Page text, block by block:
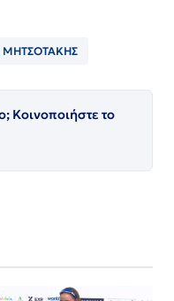
ΜΗΤΣΟΤΑΚΗΣ
Κοινοποιήστε το